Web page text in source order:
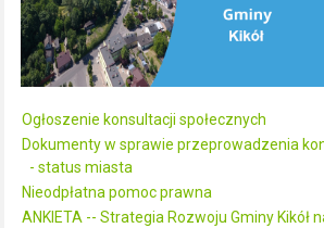
Ogłoszenie konsultacji społecznych
Dokumenty w sprawie przeprowadzenia
- status miasta
Nieodpłatna pomoc prawna
ANKIETA -- Strategia Rozwoju Gminy Kikół